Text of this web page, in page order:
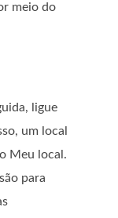
meio do
ligue
um local
Meu local.
para